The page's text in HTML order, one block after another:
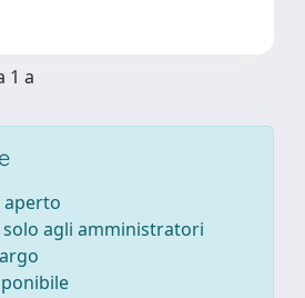
1 a
aperto
agli amministratori